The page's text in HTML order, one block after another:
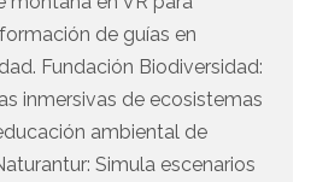
de guías en
Fundación Biodiversidad:
inmersivas de ecosistemas
ambiental de
Simula escenarios